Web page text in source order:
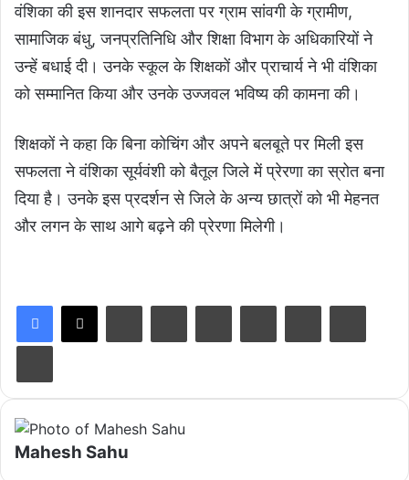
वंशिका की इस शानदार सफलता पर ग्राम सांवगी के ग्रामीण,
सामाजिक बंधु, जनप्रतिनिधि और शिक्षा विभाग के अधिकारियों ने
उन्हें बधाई दी। उनके स्कूल के शिक्षकों और प्राचार्य ने भी वंशिका
को सम्मानित किया और उनके उज्जवल भविष्य की कामना की।
शिक्षकों ने कहा कि बिना कोचिंग और अपने बलबूते पर मिली इस
सफलता ने वंशिका सूर्यवंशी को बैतूल जिले में प्रेरणा का स्रोत बना
दिया है। उनके इस प्रदर्शन से जिले के अन्य छात्रों को भी मेहनत
और लगन के साथ आगे बढ़ने की प्रेरणा मिलेगी।
Mahesh Sahu